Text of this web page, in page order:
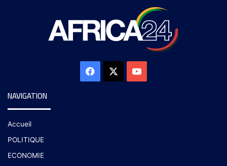
NAVIGATION
Accueil
POLITIQUE
ECONOMIE